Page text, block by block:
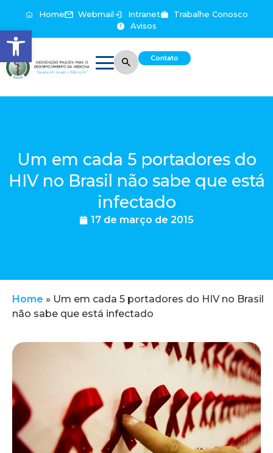
Abrir a barra de ferramentas
Home Webmail Intranet
Trabalhe Conosco
Avisos
Contato
Um em cada 5 portadores do
HIV no Brasil não sabe que está
infectado
17 de março de 2015
Home » Um em cada 5 portadores do HIV no Brasil
não sabe que está infectado